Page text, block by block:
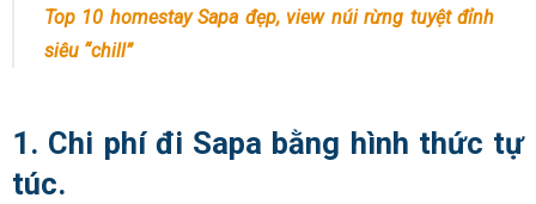
Top 10 homestay Sapa đẹp, view núi rừng tuyệt đỉnh
siêu “chill”
1. Chi phí đi Sapa bằng hình thức tự
túc.